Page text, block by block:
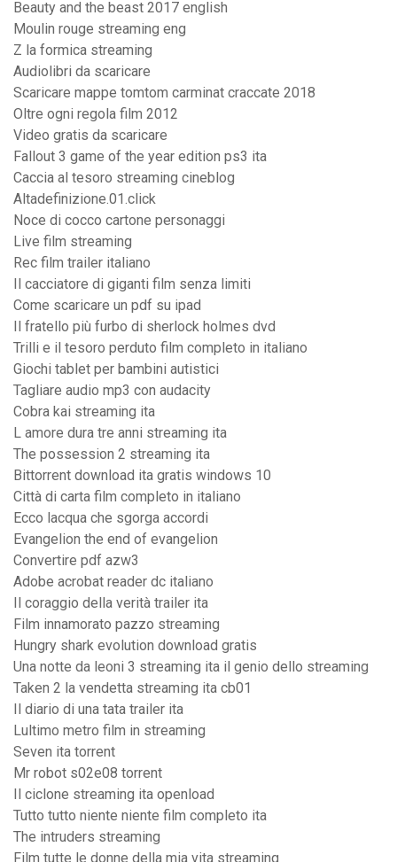
Beauty and the beast 2017 english
Moulin rouge streaming eng
Z la formica streaming
Audiolibri da scaricare
Scaricare mappe tomtom carminat craccate 2018
Oltre ogni regola film 2012
Video gratis da scaricare
Fallout 3 game of the year edition ps3 ita
Caccia al tesoro streaming cineblog
Altadefinizione.01.click
Noce di cocco cartone personaggi
Live film streaming
Rec film trailer italiano
Il cacciatore di giganti film senza limiti
Come scaricare un pdf su ipad
Il fratello più furbo di sherlock holmes dvd
Trilli e il tesoro perduto film completo in italiano
Giochi tablet per bambini autistici
Tagliare audio mp3 con audacity
Cobra kai streaming ita
L amore dura tre anni streaming ita
The possession 2 streaming ita
Bittorrent download ita gratis windows 10
Città di carta film completo in italiano
Ecco lacqua che sgorga accordi
Evangelion the end of evangelion
Convertire pdf azw3
Adobe acrobat reader dc italiano
Il coraggio della verità trailer ita
Film innamorato pazzo streaming
Hungry shark evolution download gratis
Una notte da leoni 3 streaming ita il genio dello streaming
Taken 2 la vendetta streaming ita cb01
Il diario di una tata trailer ita
Lultimo metro film in streaming
Seven ita torrent
Mr robot s02e08 torrent
Il ciclone streaming ita openload
Tutto tutto niente niente film completo ita
The intruders streaming
Film tutte le donne della mia vita streaming